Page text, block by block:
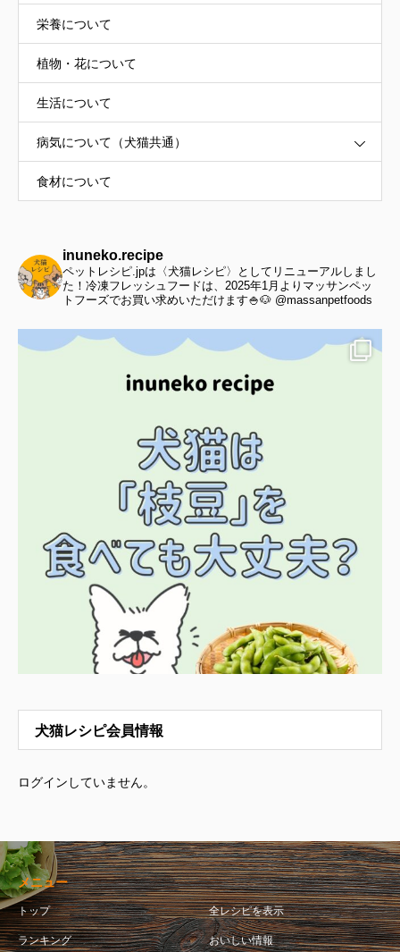
栄養について
植物・花について
生活について
病気について（犬猫共通）
食材について
inuneko.recipe
ペットレシピ.jpは〈犬猫レシピ〉としてリニューアルしまし
た！冷凍フレッシュフードは、2025年1月よりマッサンペッ
トフーズでお買い求めいただけます🍚🐶 @massanpetfoods
犬猫レシピ会員情報
ログインしていません。
メニュー
トップ 全レシピを表示
ランキング おいしい情報